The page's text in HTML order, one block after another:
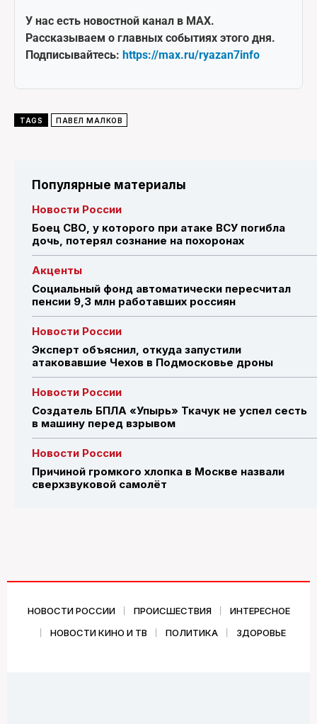
У нас есть новостной канал в MAX.
Рассказываем о главных событиях этого дня.
Подписывайтесь: https://max.ru/ryazan7info
TAGS ПАВЕЛ МАЛКОВ
Популярные материалы
Новости России
Боец СВО, у которого при атаке ВСУ погибла
дочь, потерял сознание на похоронах
Акценты
Социальный фонд автоматически пересчитал
пенсии 9,3 млн работавших россиян
Новости России
Эксперт объяснил, откуда запустили
атаковавшие Чехов в Подмосковье дроны
Новости России
Создатель БПЛА «Упырь» Ткачук не успел сесть
в машину перед взрывом
Новости России
Причиной громкого хлопка в Москве назвали
сверхзвуковой самолёт
НОВОСТИ РОССИИ ПРОИСШЕСТВИЯ
ИНТЕРЕСНОЕ
НОВОСТИ КИНО И ТВ
ПОЛИТИКА ЗДОРОВЬЕ